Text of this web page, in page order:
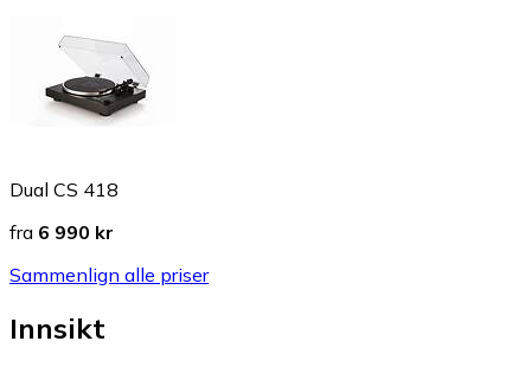
Dual CS 418
fra 6 990 kr
Sammenlign alle priser
Innsikt